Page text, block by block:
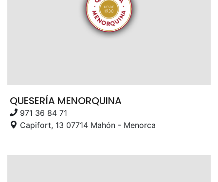
QUESERÍA MENORQUINA
971 36 84 71
Capifort, 13 07714 Mahón - Menorca